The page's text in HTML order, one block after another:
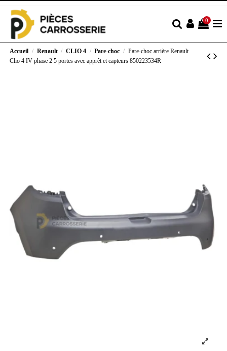
0
Accueil Renault CLIO 4 Pare-choc
Pare-choc arrière Renault
Clio 4 IV phase 2 5 portes avec apprêt et capteurs 850223534R